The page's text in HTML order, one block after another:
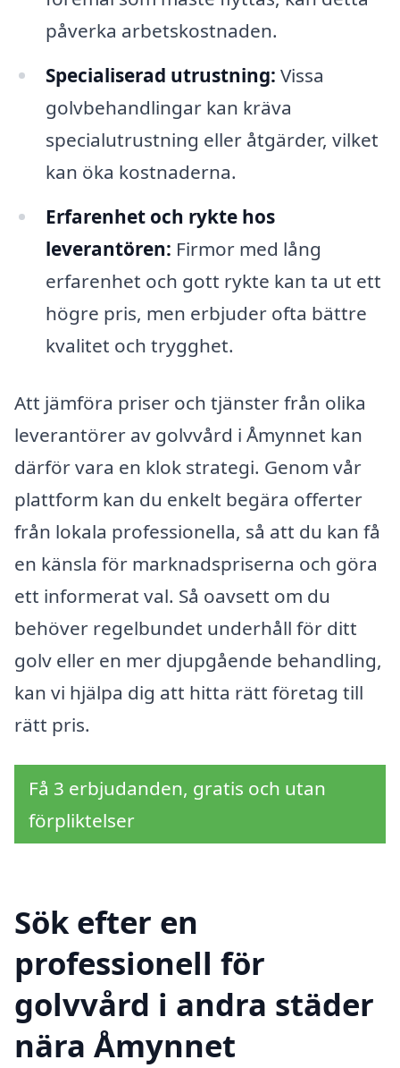
påverka arbetskostnaden.
Specialiserad utrustning: Vissa
golvbehandlingar kan kräva
specialutrustning eller åtgärder, vilket
kan öka kostnaderna.
Erfarenhet och rykte hos
leverantören: Firmor med lång
erfarenhet och gott rykte kan ta ut ett
högre pris, men erbjuder ofta bättre
kvalitet och trygghet.
Att jämföra priser och tjänster från olika
leverantörer av golvvård i Åmynnet kan
därför vara en klok strategi. Genom vår
plattform kan du enkelt begära offerter
från lokala professionella, så att du kan få
en känsla för marknadspriserna och göra
ett informerat val. Så oavsett om du
behöver regelbundet underhåll för ditt
golv eller en mer djupgående behandling,
kan vi hjälpa dig att hitta rätt företag till
rätt pris.
Få 3 erbjudanden, gratis och utan
förpliktelser
Sök efter en
professionell för
golvvård i andra städer
nära Åmynnet